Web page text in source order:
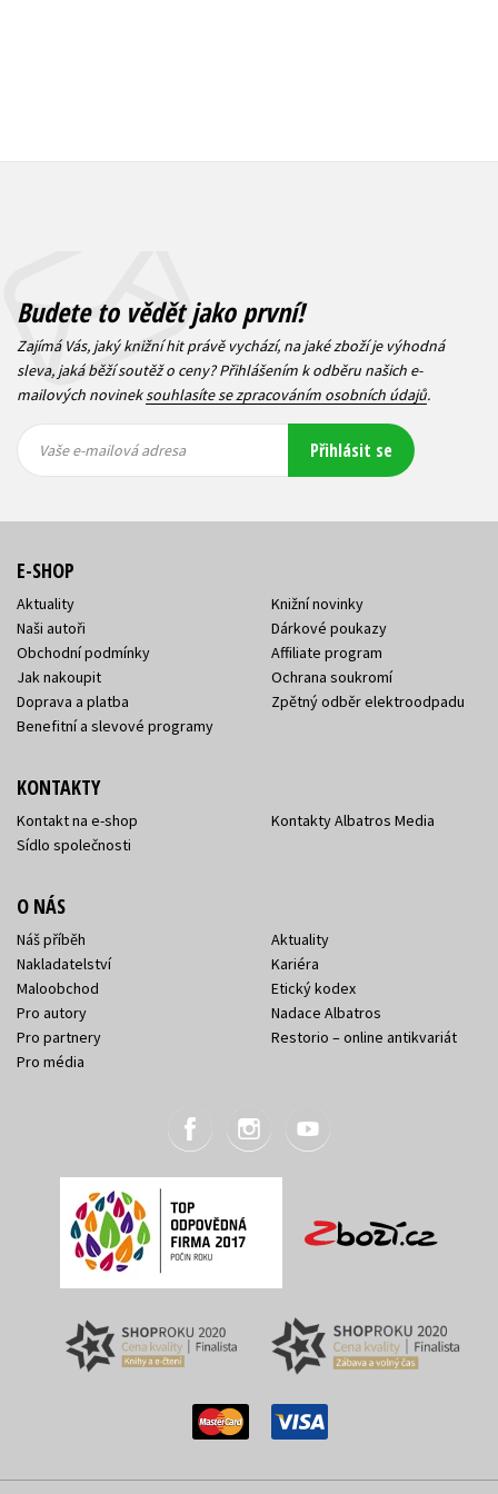
Budete to vědět jako první!
Zajímá Vás, jaký knižní hit právě vychází, na jaké zboží je výhodná
sleva, jaká běží soutěž o ceny? Přihlášením k odběru našich e-
mailových novineksouhlasíte se zpracováním osobních údajů.
mailová
mailová
Vaše e-mailová adresa Přihlásit se
E-SHOP
Aktuality
Naši autoři
Obchodní podmínky
Jak nakoupit
Doprava a platba
Benefitní a slevové programy
Knižní novinky
Dárkové poukazy
Affiliate program
Ochrana soukromí
Zpětný odběr elektroodpadu
KONTAKTY
Kontakt na e-shop
Sídlo společnosti
Kontakty Albatros Media
O NÁS
Náš příběh
Nakladatelství
Maloobchod
Pro autory
Pro partnery
Pro média
Aktuality
Kariéra
Etický kodex
Nadace Albatros
Restorio – online antikvariát